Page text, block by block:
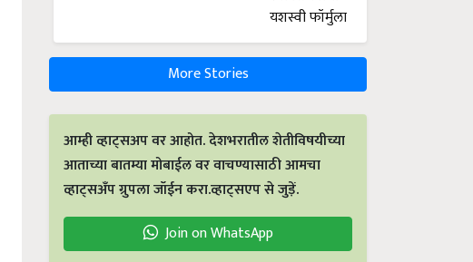
More Stories
आम्ही व्हाट्सअप वर आहोत. देशभरातील शेतीविषयीच्या
आताच्या बातम्या मोबाईल वर वाचण्यासाठी आमचा
व्हाट्सअँप ग्रुपला जॉईन करा.व्हाट्सएप से जुड़ें.
Join on WhatsApp